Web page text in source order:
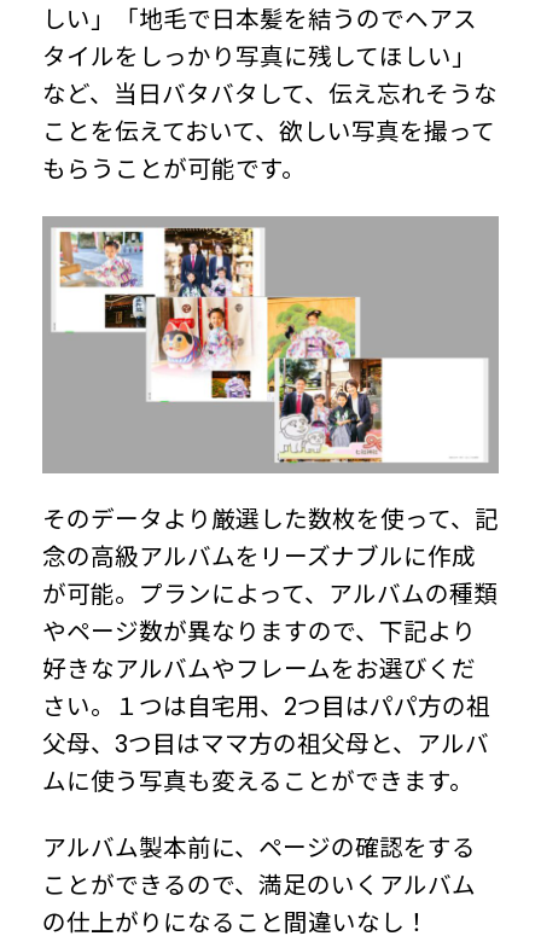
しい」「地毛で日本髪を結うのでヘアス
タイルをしっかり写真に残してほしい」
など、当日バタバタして、伝え忘れそうな
ことを伝えておいて、欲しい写真を撮って
もらうことが可能です。
そのデータより厳選した数枚を使って、記
念の高級アルバムをリーズナブルに作成
が可能。プランによって、アルバムの種類
やページ数が異なりますので、下記より
好きなアルバムやフレームをお選びくだ
さい。１つは自宅用、2つ目はパパ方の祖
父母、3つ目はママ方の祖父母と、アルバ
ムに使う写真も変えることができます。
アルバム製本前に、ページの確認をする
ことができるので、満足のいくアルバム
の仕上がりになること間違いなし！